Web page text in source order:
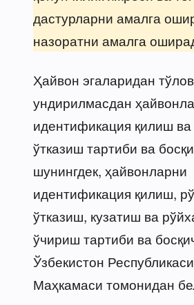
дастурларни амалга
назоратни амалга
Ҳайвон эгаларидан тўлов
ундирилмасдан
идентификация қилиш ва
ўтказиш тартиби ва
шунингдек, ҳайвонларни
идентификация қилиш,
ўтказиш, кузатиш ва
ўчириш тартиби ва
Ўзбекистон
Маҳкамаси томонидан